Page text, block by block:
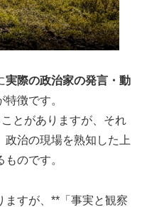
実際の政治家の発言・動
特徴です。
とがありますが、それ
政治の現場を熟知した上
のです。
ますが、**「事実と観察